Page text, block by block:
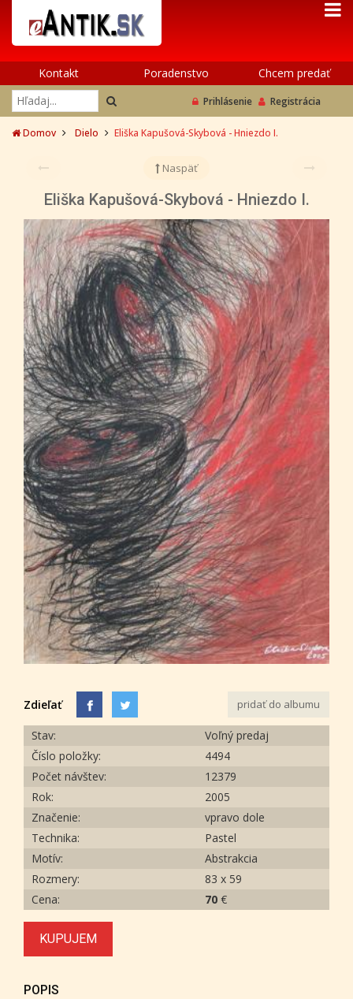
Kontakt Poradenstvo Chcem predať
Prihlásenie Registrácia
Domov Dielo Eliška Kapušová-Skybová - Hniezdo I.
Naspäť
Eliška Kapušová-Skybová - Hniezdo I.
Zdieľať pridať do albumu
Stav:
Voľný predaj
Číslo položky:
4494
Počet návštev:
12379
Rok:
2005
Značenie:
vpravo dole
Technika:
Pastel
Motív:
Abstrakcia
Rozmery:
83 x 59
Cena:
70 €
KUPUJEM
POPIS